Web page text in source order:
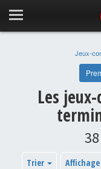
Jeux-
Les
Trier Affichage